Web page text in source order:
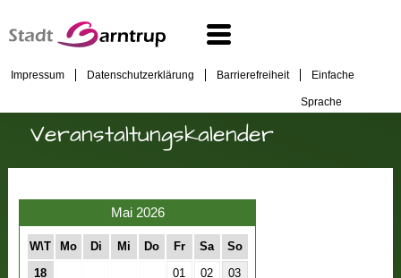
Impressum Datenschutzerklärung Barrierefreiheit Einfache
Sprache
Veranstaltungskalender
Mai 2026
W\T Mo Di Mi Do Fr Sa So
18 01 02 03